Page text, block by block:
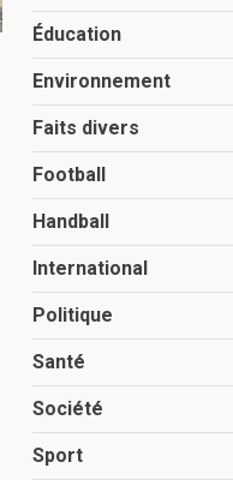
Éducation
Environnement
Faits divers
Football
Handball
International
Politique
Santé
Société
Sport